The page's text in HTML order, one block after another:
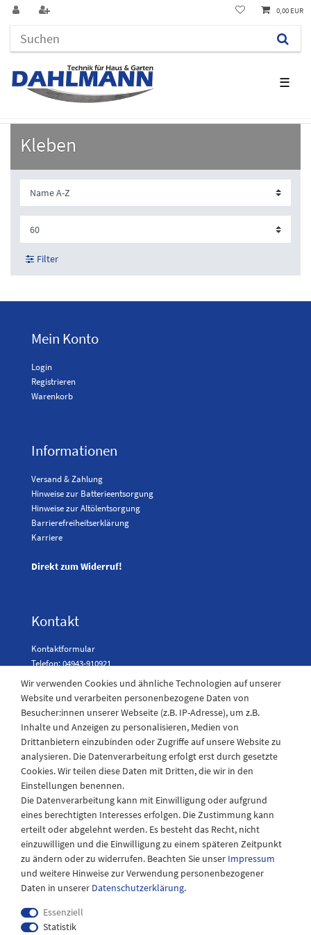
☰
0,00 EUR
Kleben
Filter
Mein Konto
Login
Registrieren
Warenkorb
Informationen
Versand & Zahlung
Hinweise zur Batterieentsorgung
Hinweise zur Altölentsorgung
Barrierefreiheitserklärung
Karriere
Direkt zum Widerruf!
Kontakt
Kontaktformular
Telefon: 04943-910921
Laden Öffnungszeiten
Montag - Freitag
08:30 - 12:30 und 13.00 - 17.30 Uhr
Samstags
08:30 bis 12:30 Uhr
Wir verwenden Cookies und ähnliche Technologien auf unserer
Website und verarbeiten personenbezogene Daten von
Besucher:innen unserer Webseite (z.B. IP-Adresse), um z.B.
Inhalte und Anzeigen zu personalisieren, Medien von
Drittanbietern einzubinden oder Zugriffe auf unsere Website zu
analysieren. Die Datenverarbeitung erfolgt erst durch gesetzte
Cookies. Wir teilen diese Daten mit Dritten, die wir in den
Einstellungen benennen.
Die Datenverarbeitung kann mit Einwilligung oder aufgrund
eines berechtigten Interesses erfolgen. Die Zustimmung kann
erteilt oder abgelehnt werden. Es besteht das Recht, nicht
einzuwilligen und die Einwilligung zu einem späteren Zeitpunkt
zu ändern oder zu widerrufen. Beachten Sie unser Impressum
und weitere Hinweise zur Verwendung personenbezogener
Daten in unserer Daten­schutz­erklärung.
Essenziell
Statistik